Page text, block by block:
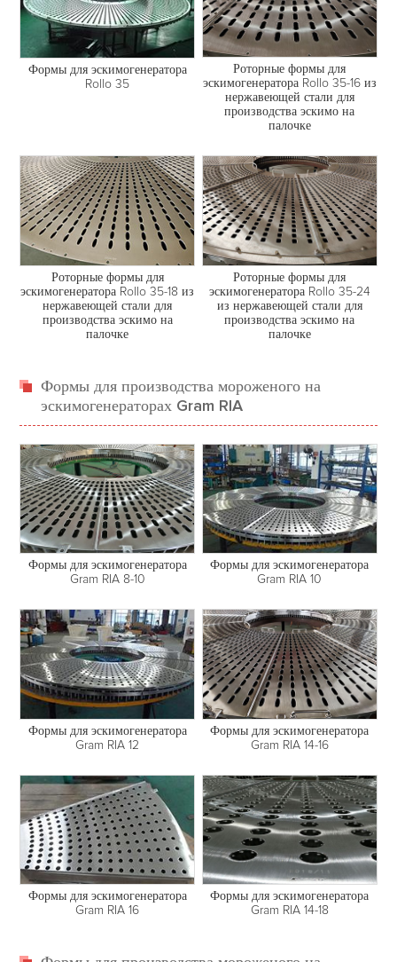
Формы для эскимогенератора
Rollo 35
Роторные формы для
эскимогенератора Rollo 35-16 из
нержавеющей стали для
производства эскимо на
палочке
Роторные формы для
эскимогенератора Rollo 35-18 из
нержавеющей стали для
производства эскимо на
палочке
Роторные формы для
эскимогенератора Rollo 35-24
из нержавеющей стали для
производства эскимо на
палочке
Формы для производства мороженого на
эскимогенераторах Gram RIA
Формы для эскимогенератора
Gram RIA 8-10
Формы для эскимогенератора
Gram RIA 10
Формы для эскимогенератора
Gram RIA 12
Формы для эскимогенератора
Gram RIA 14-16
Формы для эскимогенератора
Gram RIA 16
Формы для эскимогенератора
Gram RIA 14-18